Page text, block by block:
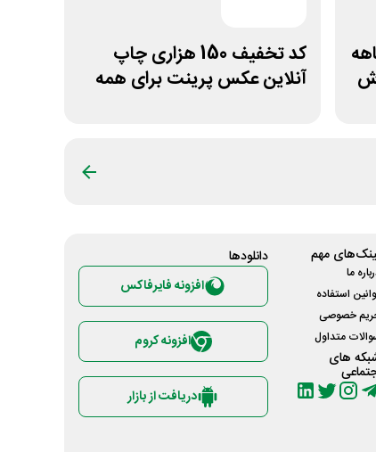
اشتراک 6 ماهه
کد تخفیف 150 هزاری چاپ
آنلاین عکس پرینت برای همه
مهم
ما
استفاده
خصوصی
متداول
های
دانلود‌ها
افزونه فایرفاکس
افزونه کروم
دریافت از بازار